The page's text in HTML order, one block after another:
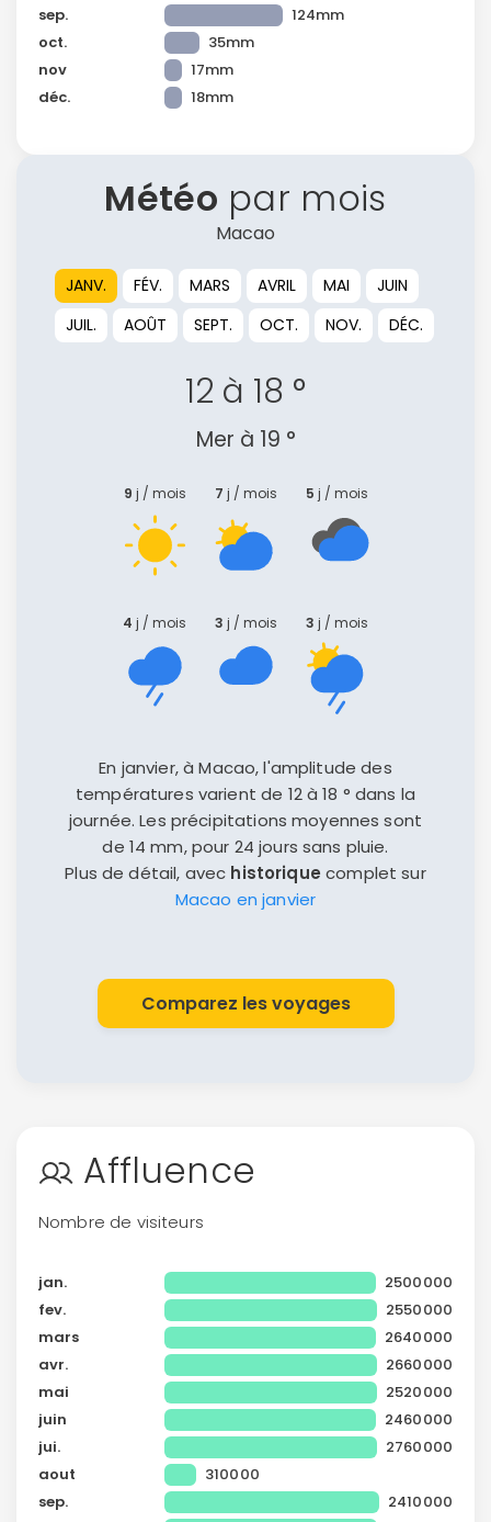
sep.
124mm
oct.
35mm
nov
17mm
déc.
18mm
Météo par mois
Macao
JANV. FÉV. MARS AVRIL MAI
JUIN
JUIL.
AOÛT SEPT. OCT. NOV. DÉC.
12 à 18 °
Mer à 19 °
9 j / mois 7 j / mois 5 j / mois
4 j / mois 3 j / mois 3 j / mois
En janvier, à Macao, l'amplitude des
températures varient de 12 à 18 ° dans la
journée. Les précipitations moyennes sont
de 14 mm, pour 24 jours sans pluie.
Plus de détail, avec historique complet sur
Macao en janvier
Comparez les voyages
Affluence
Nombre de visiteurs
jan.
2500000
fev.
2550000
mars
2640000
avr.
2660000
mai
2520000
juin
2460000
jui.
2760000
aout
310000
sep.
2410000